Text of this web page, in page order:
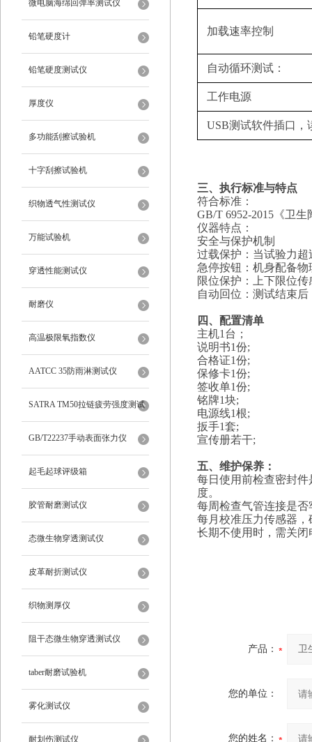
微电脑海绵回弹率测试仪
铅笔硬度计
铅笔硬度测试仪
厚度仪
多功能刮擦试验机
十字刮擦试验机
织物透气性测试仪
万能试验机
穿透性能测试仪
耐磨仪
高温极限氧指数仪
AATCC 35防雨淋测试仪
SATRA TM50拉链疲劳强度测试
仪
GB/T22237手动表面张力仪
起毛起球评级箱
胶管耐磨测试仪
态微生物穿透测试仪
皮革耐折测试仪
织物测厚仪
阻干态微生物穿透测试仪
taber耐磨试验机
雾化测试仪
耐划伤测试仪
加载速率控制
‌自动循环测试‌：
工作电源
USB测试软件插口，
‌三、 执行标准与特点
符合标准：
GB/T 6952-2015《卫
仪器特点 ‌：
安全与保护机制‌
过载保护‌：当试验力
急停按钮‌：机身配备‌
限位保护‌：上下限位
自动回位‌：测试结束
四、配置清单
主机1台；
说明书1份;
合格证1份;
保修卡1份;
签收单1份;
铭牌1块;
电源线1根;
扳手1套;
宣传册若干;
五、 维护保养：
每日使用前检查密封
度。
每周检查气管连接是
每月校准压力传感器
长期不使用时，需关
产品：
您的单位：
您的姓名：